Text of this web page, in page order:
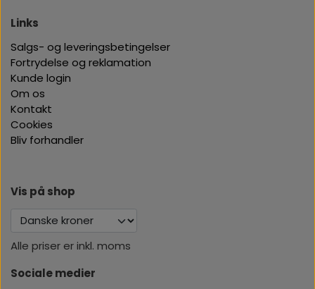
Links
Salgs- og leveringsbetingelser
Fortrydelse og reklamation
Kunde login
Om os
Kontakt
Cookies
Bliv forhandler
Vis på shop
Alle priser er inkl. moms
Sociale medier